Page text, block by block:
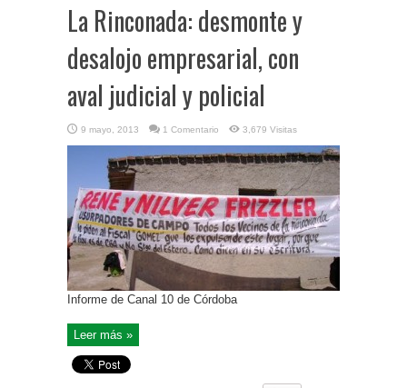
La Rinconada: desmonte y
desalojo empresarial, con
aval judicial y policial
9 mayo, 2013 1 Comentario 3,679 Visitas
Informe de Canal 10 de Córdoba
Leer más »